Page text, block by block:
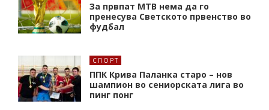
За првпат МТВ нема да го
пренесува Светското првенство во
фудбал
СПОРТ
ППК Крива Паланка старо – нов
шампион во сениорската лига во
пинг понг